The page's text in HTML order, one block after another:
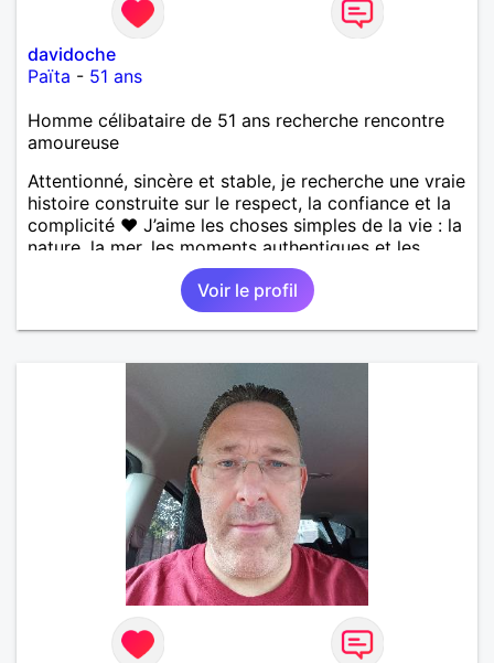
davidoche
Païta - 51 ans
Homme célibataire de 51 ans recherche rencontre
amoureuse
Attentionné, sincère et stable, je recherche une vraie
histoire construite sur le respect, la confiance et la
complicité ❤️ J’aime les choses simples de la vie : la
nature, la mer, les moments authentiques et les
personnes au grand cœur 🌊🌿 Très câlin et
affectueux, j’adore les petits moments de tendresse
et les calinous réguliers 😊❤️ La solitude finit parfois
par peser, alors si tu es en Nouvelle-Calédonie et
temps de discuter… et laissons l’avenir nous guider
Voir le profil